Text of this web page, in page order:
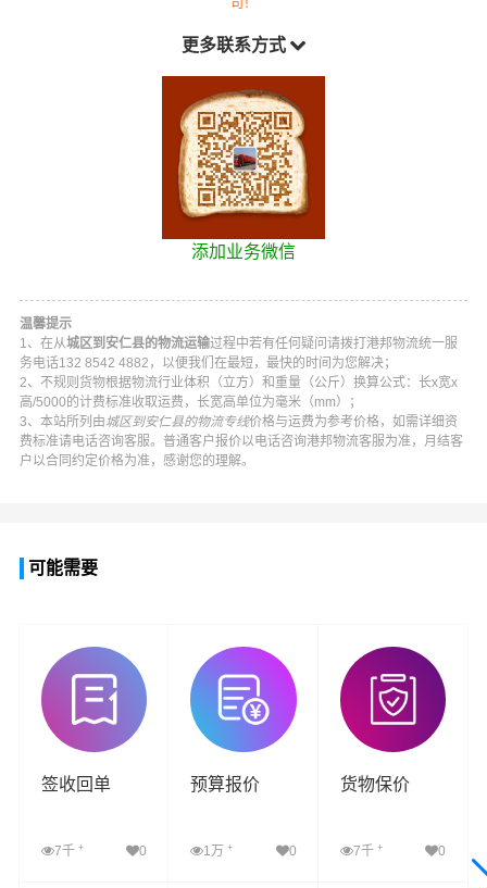
更多联系方式
添加业务微信
温馨提示
1、在从城区到安仁县的物流运输过程中若有任何疑问请拨打 港邦物流统一服
务电话132 8542 4882 ，以便我们在最短，最快的时间为您解决；
2、不规则货物根据物流行业体积（立方）和重量（公斤）换算公式：长x宽x
高/5000的计费标准收取运费，长宽高单位为毫米（mm）；
3、本站所列由城区到安仁县的物流专线价格与运费为参考价格，如需详细资
费标准请电话咨询客服。普通客户报价以电话咨询港邦物流客服为准，月结客
户以合同约定价格为准，感谢您的理解。
可能需要
签收回单
7千 + 0
预算报价
1万+ 0
货物保价
7千 + 0